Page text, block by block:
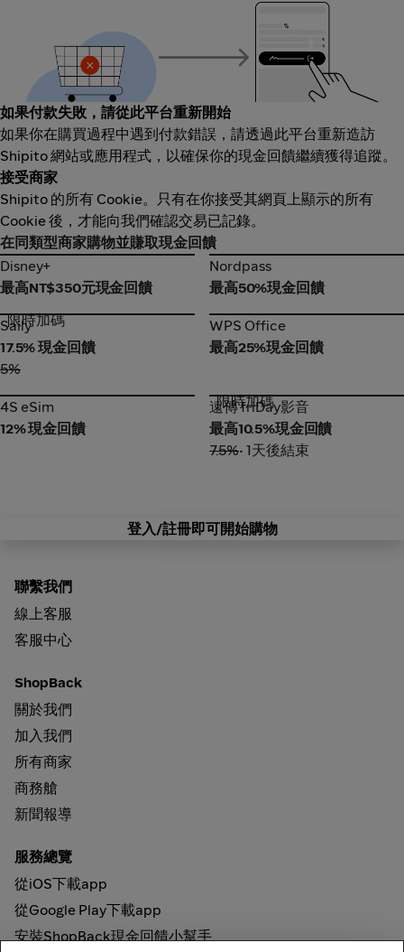
如果付款失敗，請從此平台重新開始
如果你在購買過程中遇到付款錯誤，請透過此平台重新造訪
Shipito 網站或應用程式，以確保你的現金回饋繼續獲得追蹤。
接受商家
Shipito 的所有 Cookie。只有在你接受其網頁上顯示的所有
Cookie 後，才能向我們確認交易已記錄。
在同類型商家購物並賺取現金回饋
Disney+
Disney+
最高NT$350元現金回饋
Nordpass
Nordpass
最高50%現金回饋
Saily
限時加碼
Saily
17.5% 現金回饋
5%
WPS Office
WPS Office
最高25%現金回饋
4S eSim
4S eSim
12% 現金回饋
遠傳 friDay影音
限時加碼
遠傳 friDay影音
最高10.5%現金回饋
7.5%• 1天後結束
登入/註冊即可開始購物
聯繫我們
線上客服
客服中心
ShopBack
關於我們
加入我們
所有商家
商務艙
新聞報導
服務總覽
從iOS下載app
從Google Play下載app
安裝ShopBack現金回饋小幫手